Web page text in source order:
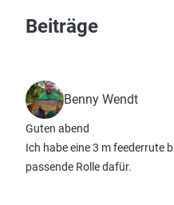
Beiträge
Benny Wendt
Guten abend
Ich habe eine 3 m feederrute
passende Rolle dafür.